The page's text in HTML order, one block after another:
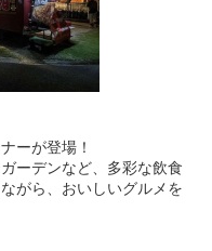
ーが登場！
ーデンなど、多彩な飲食
がら、おいしいグルメを